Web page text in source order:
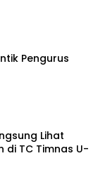
Pengurus
Lihat
di TC Timnas U-